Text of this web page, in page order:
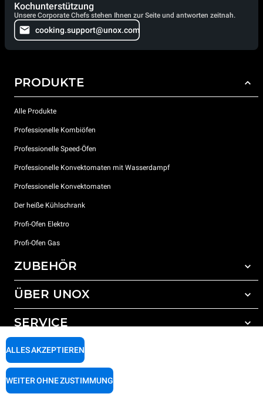
Kochunterstützung
Unsere Corporate Chefs stehen Ihnen zur Seite und antworten zeitnah.
cooking.support@unox.com
PRODUKTE
Alle Produkte
Professionelle Kombiöfen
Professionelle Speed-Öfen
Professionelle Konvektomaten mit Wasserdampf
Professionelle Konvektomaten
Der heiße Kühlschrank
Profi-Ofen Elektro
Profi-Ofen Gas
ZUBEHÖR
Gesamtes Zubehör
Wasseraufbereitung mit Kunstharzfiltern
Wasseraufbereitung durch Umkehrosmose
ÜBER UNOX
Unsere Standorte weltweit
SERVICE
Unox garantie
Händler Suche
ALLES AKZEPTIEREN
WEITER OHNE ZUSTIMMUNG